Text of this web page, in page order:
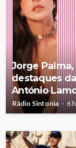
Jorge
destaques
António
Rádio Sintonia 6